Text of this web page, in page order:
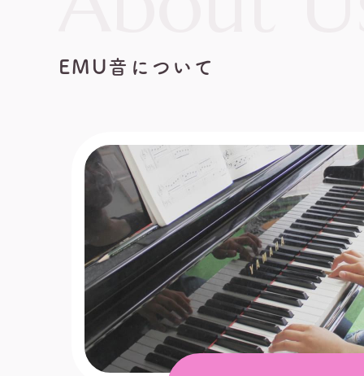
EMU音について